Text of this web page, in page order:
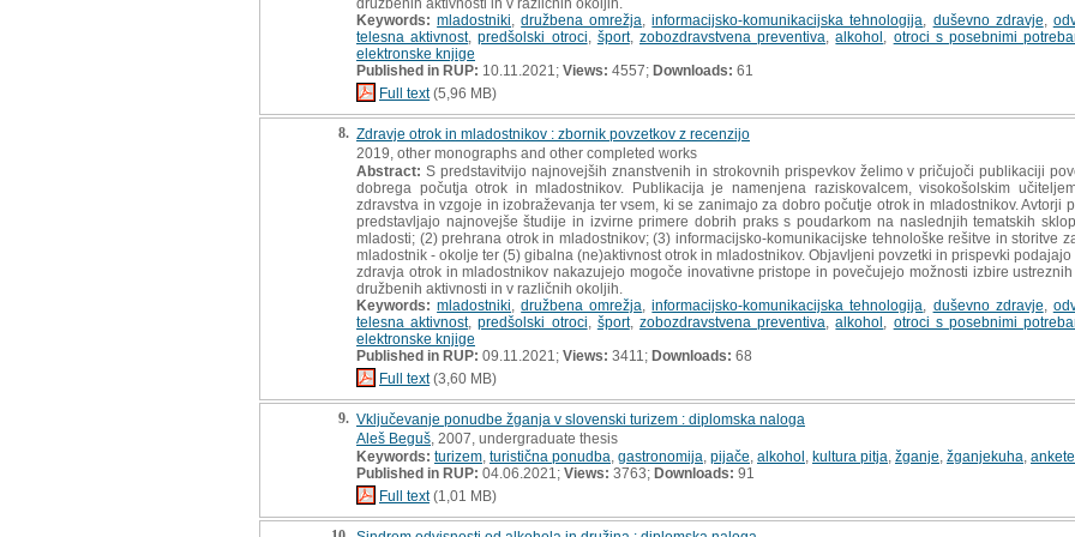
Keywords: mladostniki ,družbena omrežja ,informacijsko-komunikacijska tehnologija duševno zdravje
telesna aktivnost,predšolski otroci šport,zobozdravstvena preventiva ,alkohol
otroci s posebnimi
elektronske knjige
Published in RUP: 10.11.2021; Views: 4557; Downloads: 61
Full text(5,96 MB)
8. Zdravje otrok in mladostnikov : zbornik povzetkov z recenzijo
2019, other monographs and other completed works
Abstract: S predstavitvijo najnovejših znanstvenih in strokovnih prispevkov želimo v pričujoči publikaciji
dobrega počutja otrok in mladostnikov. Publikacija je namenjena raziskovalcem, visokošolskim
zdravstva in vzgoje in izobraževanja ter vsem, ki se zanimajo za dobro počutje otrok in mladostnikov. Avtorji
predstavljajo najnovejše študije in izvirne primere dobrih praks s poudarkom na naslednjih tematskih
mladosti; (2) prehrana otrok in mladostnikov; (3) informacijsko-komunikacijske tehnološke rešitve in storitve
mladostnik - okolje ter (5) gibalna (ne)aktivnost otrok in mladostnikov. Objavljeni povzetki in prispevki
zdravja otrok in mladostnikov nakazujejo mogoče inovativne pristope in povečujejo možnosti izbire
družbenih aktivnosti in v različnih okoljih.
Keywords: mladostniki ,družbena omrežja ,informacijsko-komunikacijska tehnologija duševno zdravje
telesna aktivnost,predšolski otroci šport,zobozdravstvena preventiva ,alkohol
otroci s posebnimi
elektronske knjige
Published in RUP: 09.11.2021; Views: 3411; Downloads: 68
Full text(3,60 MB)
9. Vključevanje ponudbe žganja v slovenski turizem : diplomska naloga
Aleš Beguš , 2007, undergraduate thesis
Keywords: turizem turistična ponudba gastronomija pijače alkohol kultura pitja žganje žganjekuha ankete
Published in RUP: 04.06.2021; Views: 3763; Downloads: 91
Full text(1,01 MB)